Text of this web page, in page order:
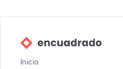
Inicio